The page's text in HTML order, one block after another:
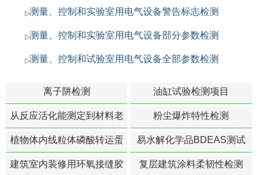
测量、控制和实验室用电气设备警告标志检测
测量、控制和实验室用电气设备部分参数检测
测量、控制和试验室用电气设备全部参数检测
离子阱检测 油缸试验检测项目
从反应活化能测定到材料老
化寿命预测的经典模型
粉尘爆炸特性检测
植物体内线粒体磷酸转运蛋
白活性检测
易水解化学品BDEAS测试
建筑室内装修用环氧接缝胶
复层建筑涂料柔韧性检测